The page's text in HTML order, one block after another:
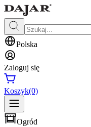
Polska
Zaloguj się
Koszyk(0)
Ogród